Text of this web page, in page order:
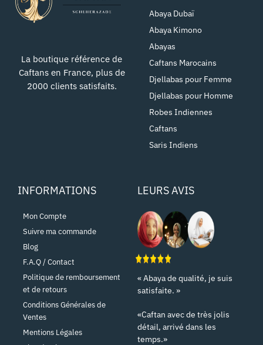
La boutique référence de
Caftans en France, plus de
2000 clients satisfaits.
Abaya Dubaï
Abaya Kimono
Abayas
Caftans Marocains
Djellabas pour Femme
Djellabas pour Homme
Robes Indiennes
Caftans
Saris Indiens
INFORMATIONS
Mon Compte
Suivre ma commande
Blog
F.A.Q / Contact
Politique de remboursement
et de retours
Conditions Générales de
Ventes
Mentions Légales
LEURS AVIS
« Abaya de qualité, je suis
satisfaite. »
«Caftan avec de très jolis
détail, arrivé dans les
temps.»